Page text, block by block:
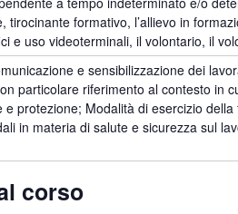
tirocinante formativo, l’allievo in
e uso videoterminali, il volontario, il
e sensibilizzazione dei
particolare riferimento al contesto in
e protezione; Modalità di esercizio
in materia di salute e sicurezza sul
corso